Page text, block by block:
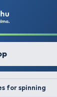
for spinning